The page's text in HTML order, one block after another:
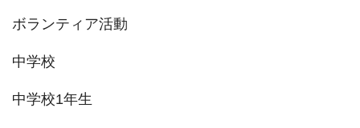
ボランティア活動
中学校
中学校1年生